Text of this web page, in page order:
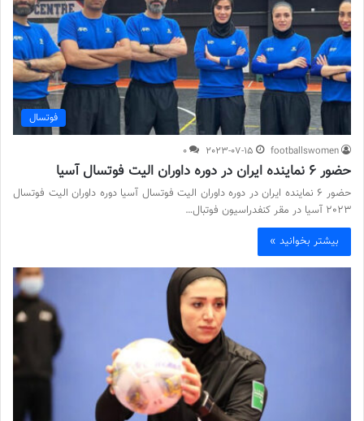
فوتسال
footballswomen
2023-07-15
0
حضور 6 نماینده ایران در دوره داوران الیت فوتسال آسیا
حضور 6 نماینده ایران در دوره داوران الیت فوتسال آسیا دوره داوران الیت فوتسال
2023 آسیا در مقر کنفدراسیون فوتبال…
بیشتر بخوانید »